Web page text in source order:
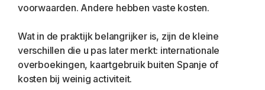
voorwaarden. Andere hebben vaste kosten.
Wat in de praktijk belangrijker is, zijn de kleine
verschillen die u pas later merkt: internationale
overboekingen, kaartgebruik buiten Spanje of
kosten bij weinig activiteit.